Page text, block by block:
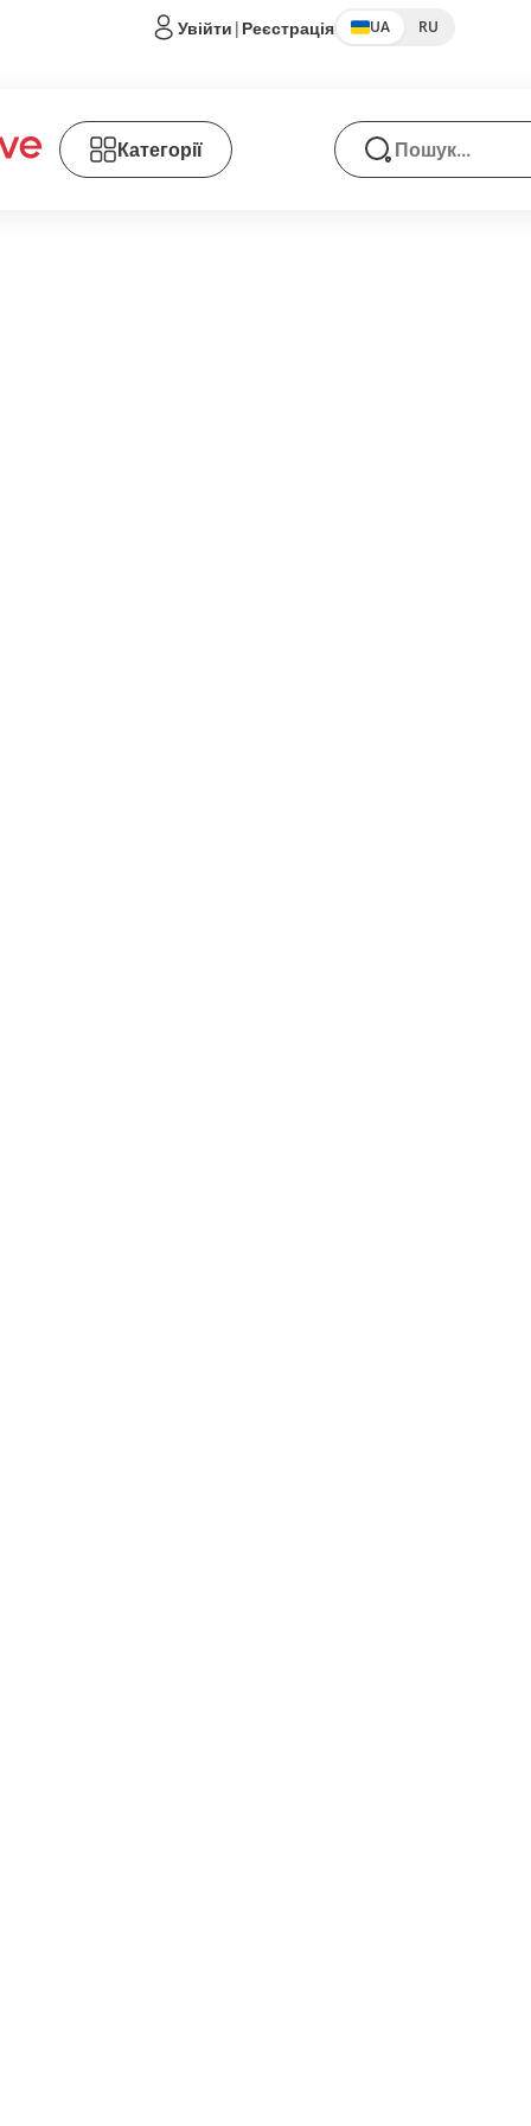
Увійти | Реєстрація UA RU
Категорії Пошук товарів